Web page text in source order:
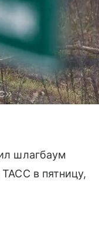
шлагбаум
в пятницу,